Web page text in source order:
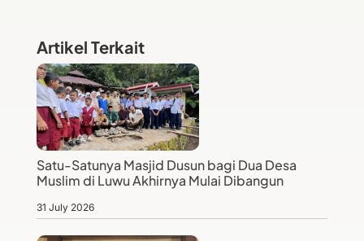
Artikel Terkait
Satu-Satunya Masjid Dusun bagi Dua Desa
Muslim di Luwu Akhirnya Mulai Dibangun
31 July 2026